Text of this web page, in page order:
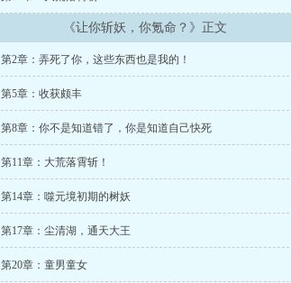
《让你斩妖，你氪命？》正文
第2章：弄死了你，这些东西也是我的！
第5章：收获颇丰
第8章：你不是知道错了，你是知道自己快死
第11章：大荒落霄斩！
第14章：噬元境初期的树妖
第17章：尘清湖，通天大王
第20章：童男童女